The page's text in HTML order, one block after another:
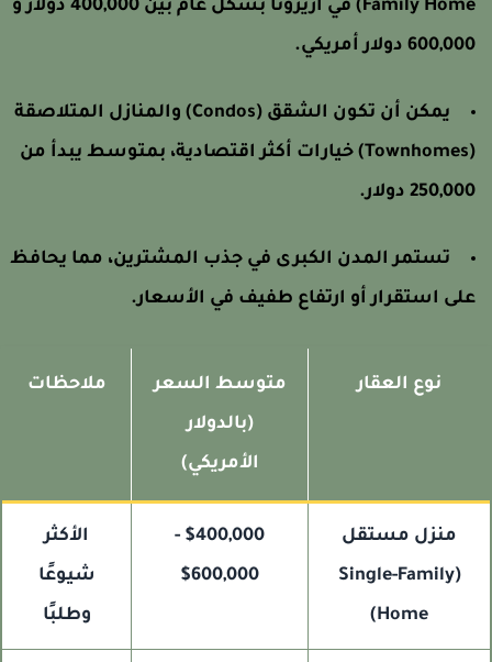
Family Home) في أريزونا بشكل عام بين 400,000 دولار و
دولار أمريكي.
يمكن أن تكون الشقق (Condos) والمنازل المتلاصقة
(Townhomes) خيارات أكثر اقتصادية، بمتوسط يبدأ من
دولار.
تستمر المدن الكبرى في جذب المشترين، مما يحافظ
استقرار أو ارتفاع طفيف في الأسعار.
نوع العقار
متوسط السعر
(بالدولار
الأمريكي)
ملاحظات
منزل مستقل
(Single-Family
Home)
$400,000 -
$600,000
الأكثر
شيوعًا
وطلبًا